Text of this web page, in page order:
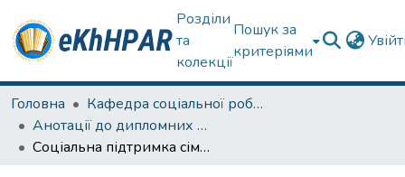
Розділи
та
колекції
Пошук за
критеріями
Головна
Кафедра соціальної роботи
Анотації до дипломних робіт
Соціальна підтримка сімей учасників Операції Об’єднаних Сил.